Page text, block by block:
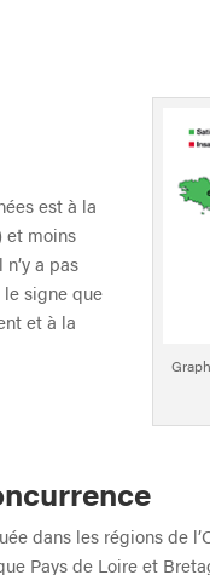
est à la
et moins
a pas
le signe que
et à la
dans les régions de
Pays de Loire et